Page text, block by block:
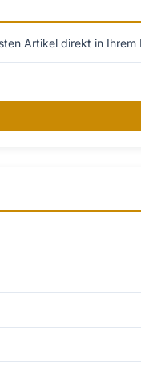
Artikel direkt in